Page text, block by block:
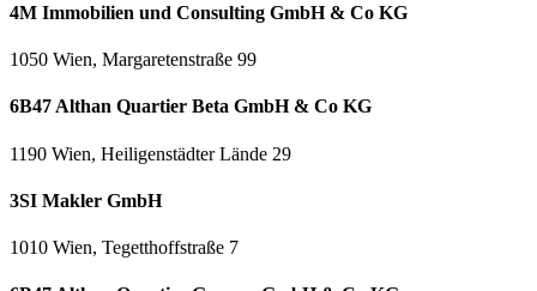
4M Immobilien und Consulting GmbH & Co KG
1050 Wien, Margaretenstraße 99
6B47 Althan Quartier Beta GmbH & Co KG
1190 Wien, Heiligenstädter Lände 29
3SI Makler GmbH
1010 Wien, Tegetthoffstraße 7